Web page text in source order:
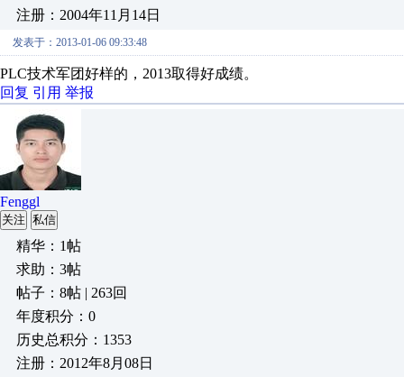
注册：2004年11月14日
发表于：2013-01-06 09:33:48
PLC技术军团好样的，2013取得好成绩。
回复 引用 举报
Fenggl
关注 私信
精华：1帖
求助：3帖
帖子：8帖 | 263回
年度积分：0
历史总积分：1353
注册：2012年8月08日